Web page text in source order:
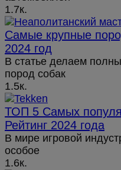
1.7к.
Самые крупные
2024 год
В статье делаем
пород собак
1.5к.
ТОП 5 Самых
Рейтинг 2024 года
В мире игровой
особое
1.6к.